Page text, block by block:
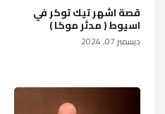
قصة اشهر تيك توكر في
اسيوط ( مدثر موكا )
ديسمبر 07, 2024